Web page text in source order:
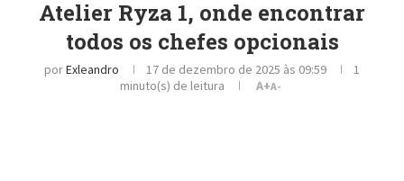
Atelier Ryza 1, onde encontrar
todos os chefes opcionais
porExleandro 17 de dezembro de 2025 às 09:59
1
minuto(s) de leitura
A+A-